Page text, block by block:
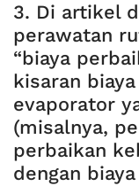
3. Di artikel
perawatan
“biaya
kisaran
evaporator
(misalnya,
perbaikan
dengan